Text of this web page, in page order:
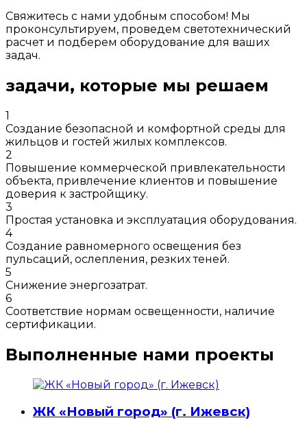
Свяжитесь с нами удобным способом! Мы
проконсультируем, проведем светотехнический
расчет и подберем оборудование для ваших
задач.
задачи, которые мы решаем
1
Создание безопасной и комфортной среды для
жильцов и гостей жилых комплексов.
2
Повышение коммерческой привлекательности
объекта, привлечение клиентов и повышение
доверия к застройщику.
3
Простая установка и эксплуатация оборудования.
4
Создание равномерного освещения без
пульсаций, ослепления, резких теней.
5
Снижение энергозатрат.
6
Соответствие нормам освещенности, наличие
сертификации.
Выполненные нами проекты
ЖК «Новый город» (г. Ижевск)